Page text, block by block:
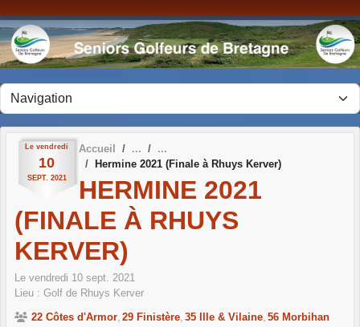
Le vendredi
10
SEPT. 2021
Accueil
Hermine 2021 (Finale à Rhuys Kerver)
HERMINE 2021
(FINALE À RHUYS
KERVER)
Le vendredi 10 sept. 2021
Lieu : Golf de Rhuys Kerver
22 Côtes d'Armor 29 Finistère 35 Ille & Vilaine 56 Morbihan